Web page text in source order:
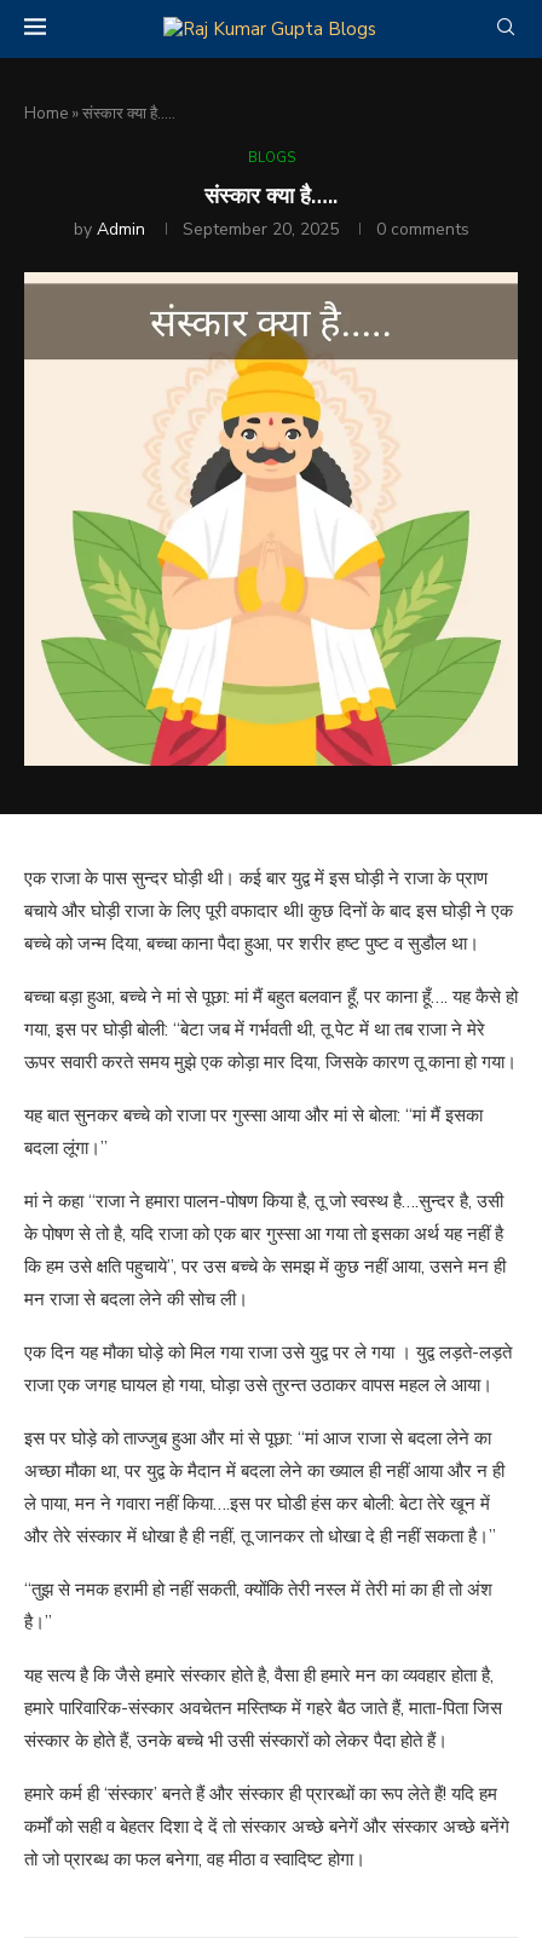
Home »संस्कार क्या है…..
BLOGS
संस्कार क्या है…..
by Admin September 20, 2025 0 comments
एक राजा के पास सुन्दर घोड़ी थी। कई बार युद्व में इस घोड़ी ने राजा के प्राण
बचाये और घोड़ी राजा के लिए पूरी वफादार थीI कुछ दिनों के बाद इस घोड़ी ने एक
बच्चे को जन्म दिया, बच्चा काना पैदा हुआ, पर शरीर हष्ट पुष्ट व सुडौल था।
बच्चा बड़ा हुआ, बच्चे ने मां से पूछा: मां मैं बहुत बलवान हूँ, पर काना हूँ…. यह कैसे हो
गया, इस पर घोड़ी बोली: “बेटा जब में गर्भवती थी, तू पेट में था तब राजा ने मेरे
ऊपर सवारी करते समय मुझे एक कोड़ा मार दिया, जिसके कारण तू काना हो गया।
यह बात सुनकर बच्चे को राजा पर गुस्सा आया और मां से बोला: “मां मैं इसका
बदला लूंगा।”
मां ने कहा “राजा ने हमारा पालन-पोषण किया है, तू जो स्वस्थ है….सुन्दर है, उसी
के पोषण से तो है, यदि राजा को एक बार गुस्सा आ गया तो इसका अर्थ यह नहीं है
कि हम उसे क्षति पहुचाये”, पर उस बच्चे के समझ में कुछ नहीं आया, उसने मन ही
मन राजा से बदला लेने की सोच ली।
एक दिन यह मौका घोड़े को मिल गया राजा उसे युद्व पर ले गया । युद्व लड़ते-लड़ते
राजा एक जगह घायल हो गया, घोड़ा उसे तुरन्त उठाकर वापस महल ले आया।
इस पर घोड़े को ताज्जुब हुआ और मां से पूछा: “मां आज राजा से बदला लेने का
अच्छा मौका था, पर युद्व के मैदान में बदला लेने का ख्याल ही नहीं आया और न ही
ले पाया, मन ने गवारा नहीं किया….इस पर घोडी हंस कर बोली: बेटा तेरे खून में
और तेरे संस्कार में धोखा है ही नहीं, तू जानकर तो धोखा दे ही नहीं सकता है।”
“तुझ से नमक हरामी हो नहीं सकती, क्योंकि तेरी नस्ल में तेरी मां का ही तो अंश
है।”
यह सत्य है कि जैसे हमारे संस्कार होते है, वैसा ही हमारे मन का व्यवहार होता है,
हमारे पारिवारिक-संस्कार अवचेतन मस्तिष्क में गहरे बैठ जाते हैं, माता-पिता जिस
संस्कार के होते हैं, उनके बच्चे भी उसी संस्कारों को लेकर पैदा होते हैं।
हमारे कर्म ही ‘संस्‍कार’ बनते हैं और संस्कार ही प्रारब्धों का रूप लेते हैं! यदि हम
कर्मों को सही व बेहतर दिशा दे दें तो संस्कार अच्छे बनेगें और संस्कार अच्छे बनेंगे
तो जो प्रारब्ध का फल बनेगा, वह मीठा व स्वादिष्ट होगा।